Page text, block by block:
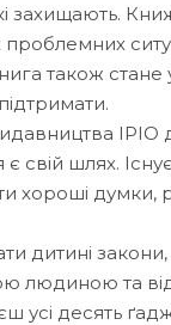
захищають.
також стане
IPIO
шлях.
думки,
закони,
людиною та
усі десять